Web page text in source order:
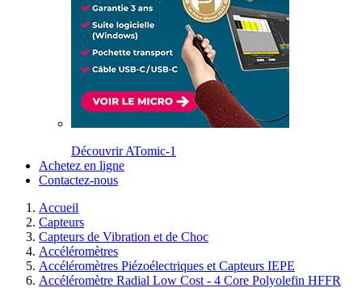
Découvrir ATomic-1
Achetez en ligne
Contactez-nous
Accueil
Capteurs
Capteurs de Vibration et de Choc
Accéléromètres
Accéléromètres Piézoélectriques et Capteurs IEPE
Accéléromètre Radial Low Cost - 4 Core Polyolefin HFFR